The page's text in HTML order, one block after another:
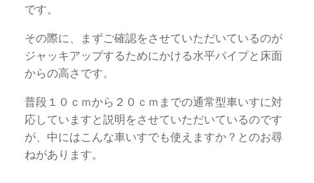
です。
その際に、まずご確認をさせていただいているのが
ジャッキアップするためにかける水平パイプと床面
からの高さです。
普段１０ｃｍから２０ｃｍまでの通常型車いすに対
応していますと説明をさせていただいているのです
が、中にはこんな車いすでも使えますか？とのお尋
ねがあります。